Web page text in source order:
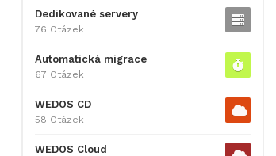
Dedikované servery
76 Otázek
Automatická migrace
67 Otázek
WEDOS CD
58 Otázek
WEDOS Cloud